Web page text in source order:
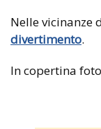
Nelle vicinanze
divertimento.
In copertina